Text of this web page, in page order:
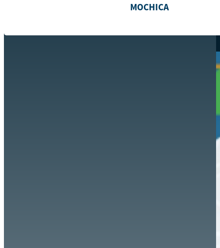
Hazte aliado nuevo
MOCHICA